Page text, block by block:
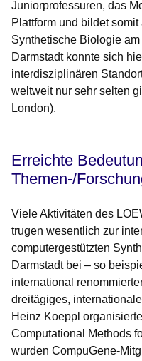
Juniorprofessuren, das
Plattform und bildet
Synthetische Biologie
Darmstadt konnte sich
interdisziplinären
weltweit nur sehr selten
London).
Erreichte
Themen-/
Viele Aktivitäten des
trugen wesentlich zur
computergestützten
Darmstadt bei – so
international
dreitägiges,
Heinz Koeppl
Computational Methods
wurden CompuGene-